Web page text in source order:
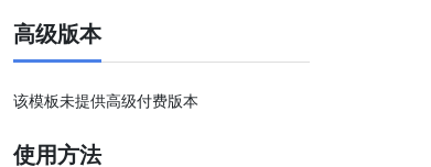
高级版本
该模板未提供高级付费版本
使用方法